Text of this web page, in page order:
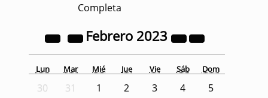
Completa
Febrero 2023
Lun Mar Mié Jue Vie Sáb Dom
30 31 1 2 3 4
5